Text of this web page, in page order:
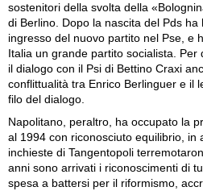
sostenitori della svolta della
di Berlino. Dopo la nascita del Pds
ingresso del nuovo partito nel Pse, e
Italia un grande partito socialista.
il dialogo con il Psi di Bettino Craxi
conflittualità tra Enrico Berlinguer e il
filo del dialogo.
Napolitano, peraltro, ha occupato la
al 1994 con riconosciuto equilibrio, in
inchieste di Tangentopoli
anni sono arrivati i riconoscimenti di
spesa a battersi per il riformismo,